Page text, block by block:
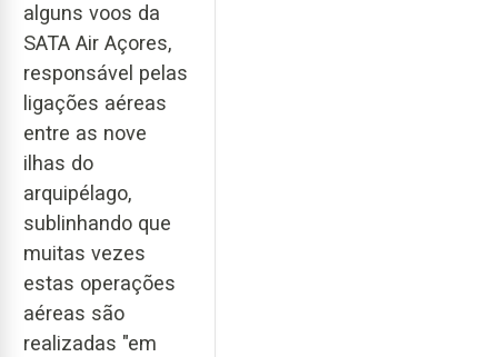
alguns voos da
SATA Air Açores,
responsável pelas
ligações aéreas
entre as nove
ilhas do
arquipélago,
sublinhando que
muitas vezes
estas operações
aéreas são
realizadas "em